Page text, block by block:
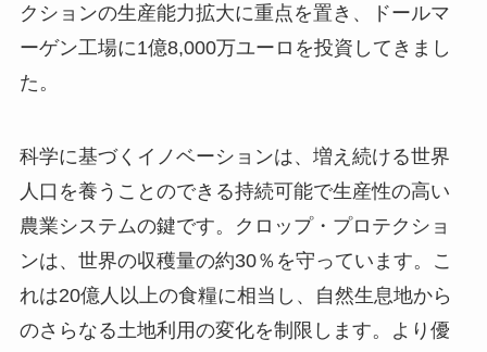
クションの生産能力拡大に重点を置き、ドールマ
ーゲン工場に1億8,000万ユーロを投資してきまし
た。
科学に基づくイノベーションは、増え続ける世界
人口を養うことのできる持続可能で生産性の高い
農業システムの鍵です。クロップ・プロテクショ
ンは、世界の収穫量の約30％を守っています。こ
れは20億人以上の食糧に相当し、自然生息地から
のさらなる土地利用の変化を制限します。より優